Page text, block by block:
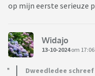
op mijn eerste serieuze
Widajo
13-10-2024om 17:06
Dweedledee schreef